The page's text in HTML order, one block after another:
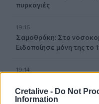
Cretalive - Do Not
Information
πυρκαγιές
19:16
Σαμοθράκη: Στο
Ειδοποίησε μόνη της το
19:14
κατεστραμμένο